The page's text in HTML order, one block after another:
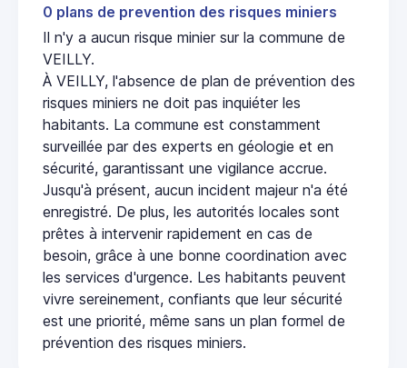
0 plans de prevention des risques miniers
Il n'y a aucun risque minier sur la commune de
VEILLY.
À VEILLY, l'absence de plan de prévention des
risques miniers ne doit pas inquiéter les
habitants. La commune est constamment
surveillée par des experts en géologie et en
sécurité, garantissant une vigilance accrue.
Jusqu'à présent, aucun incident majeur n'a été
enregistré. De plus, les autorités locales sont
prêtes à intervenir rapidement en cas de
besoin, grâce à une bonne coordination avec
les services d'urgence. Les habitants peuvent
vivre sereinement, confiants que leur sécurité
est une priorité, même sans un plan formel de
prévention des risques miniers.